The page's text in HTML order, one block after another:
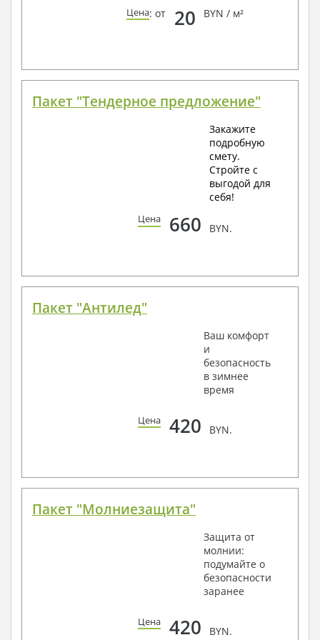
Цена: от 20 BYN / м²
Пакет "Тендерное предложение"
Закажите
подробную
смету.
Стройте с
выгодой для
себя!
Цена 660 BYN.
Пакет "Антилед"
Ваш комфорт
и
безопасность
в зимнее
время
Цена 420 BYN.
Пакет "Молниезащита"
Защита от
молнии:
подумайте о
безопасности
заранее
Цена 420 BYN.